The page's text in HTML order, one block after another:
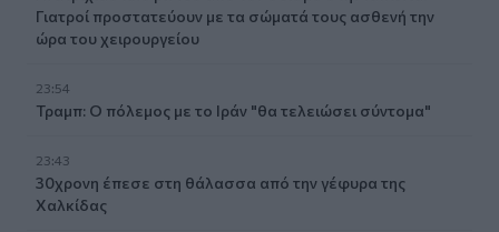
Γιατροί προστατεύουν με τα σώματά τους ασθενή την
ώρα του χειρουργείου
23:54
Τραμπ: Ο πόλεμος με το Ιράν "θα τελειώσει σύντομα"
23:43
30χρονη έπεσε στη θάλασσα από την γέφυρα της
Χαλκίδας